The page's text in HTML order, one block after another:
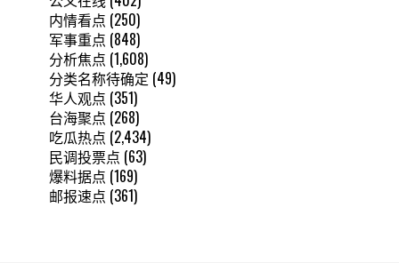
内情看点 (250)
军事重点 (848)
分析焦点 (1,608)
分类名称待确定 (49)
华人观点 (351)
台海聚点 (268)
吃瓜热点 (2,434)
民调投票点 (63)
爆料据点 (169)
邮报速点 (361)